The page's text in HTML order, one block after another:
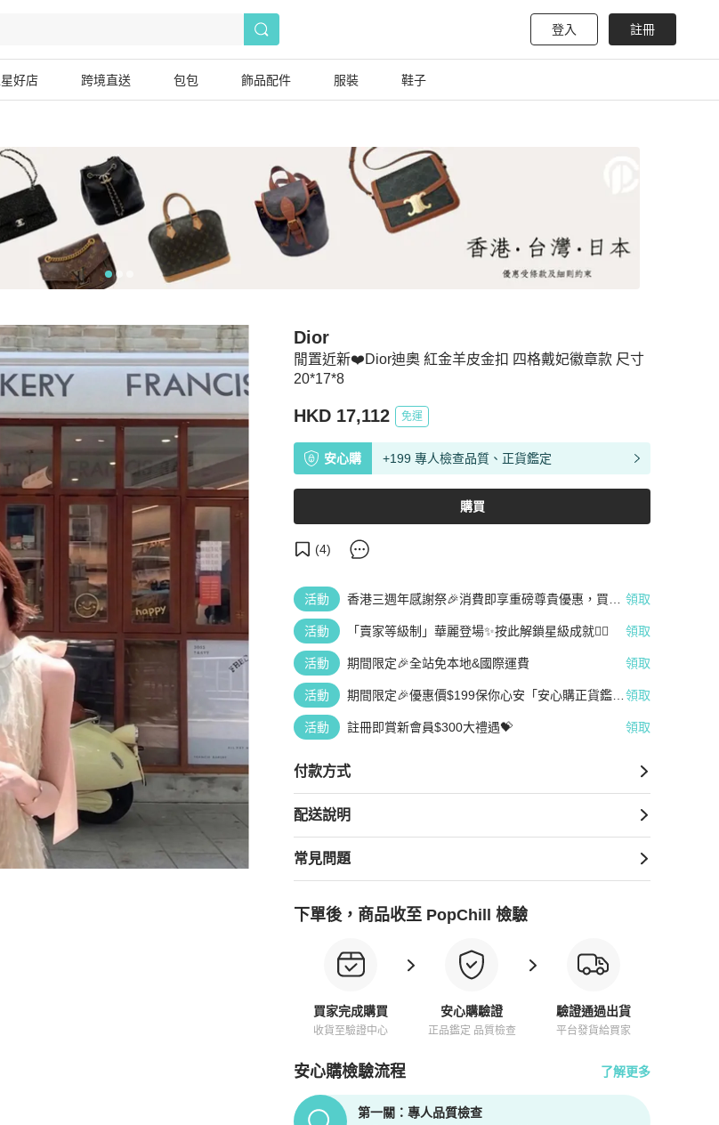
登入 註冊
好店 跨境直送 包包 飾品配件 服裝 鞋子
閒置近新❤️Dior迪奧 紅金羊皮金扣 四格戴妃徽章款 尺寸
20*17*8
Dior
HKD 17,112 免運
安心購 +199 專人檢查品質、正貨鑑定
購買
(4)
活動
香港三週年感謝祭🎉消費即享重磅尊貴優惠，買越
領取
活動 「賣家等級制」華麗登場✨按此解鎖星級成就👆🏻 領取
活動 期間限定🎉全站免本地&國際運費 領取
活動
期間限定🎉優惠價$199保你心安「安心購正貨鑑
領取
活動 註冊即賞新會員$300大禮遇💝 領取
付款方式
配送說明
常見問題
下單後，商品收至 PopChill 檢驗
買家完成購買
收貨至驗證中心
安心購驗證
正品鑑定 品質檢查
驗證通過出貨
平台發貨給買家
安心購檢驗流程 了解更多
PopChill拍拍圈正品驗證、安心購檢驗流程介紹
第一關：專人品質檢查